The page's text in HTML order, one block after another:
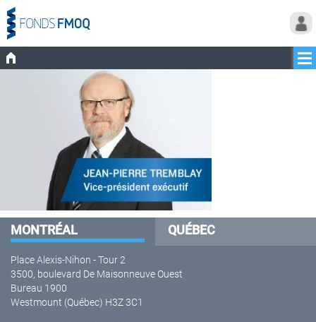
MONTRÉAL QUÉBEC
Place Alexis-Nihon - Tour 2
3500, boulevard De Maisonneuve Ouest
Bureau 1900
Westmount (Québec) H3Z 3C1